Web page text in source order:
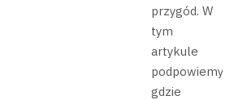
przygód. W
tym
artykule
podpowiemy,
gdzie